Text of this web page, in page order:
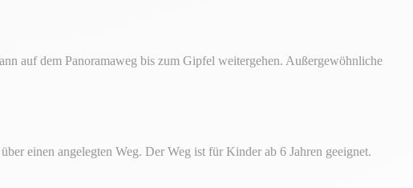
auf dem Panoramaweg bis zum Gipfel weitergehen. Außergewöhnliche
einen angelegten Weg. Der Weg ist für Kinder ab 6 Jahren geeignet.